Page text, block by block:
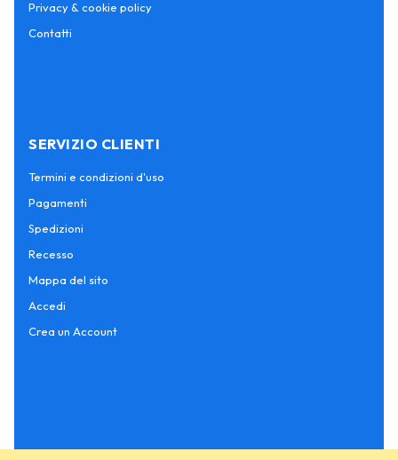
Privacy & cookie policy
Contatti
SERVIZIO CLIENTI
Termini e condizioni d'uso
Pagamenti
Spedizioni
Recesso
Mappa del sito
Accedi
Crea un Account